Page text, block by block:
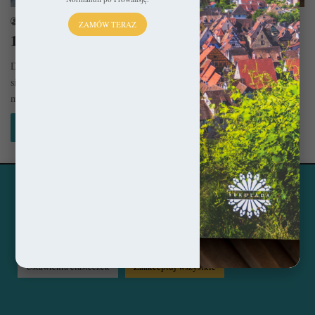
18 września 2019
10 sakralnych klejnotów Dolnej Saksonii
Dolna Saksonia pomimo dogodnego położenia na mapie Niemiec zdaje
się być zupełnie nieoczywistym kierunkiem wypraw. Wielka szkoda, bo
można znaleźć…
© Copyright 2014 - 2026, All Rights Reserved by sekulada.com
PinterestInstagram
Ta strona korzysta z ciasteczek, aby świadczyć usługi na
najwyższym poziomie. Klikając opcję "Zaakceptuj wszystkie"
zgadzasz się na użycie wszystkich ciasteczek. Możesz również
przejść do "Ustawień Ciasteczek", aby zgodzić się tylko na
Czytaj więcej...
Ustawienia ciasteczek Zaakceptuj wszystkie
ZAMÓW TERAZ